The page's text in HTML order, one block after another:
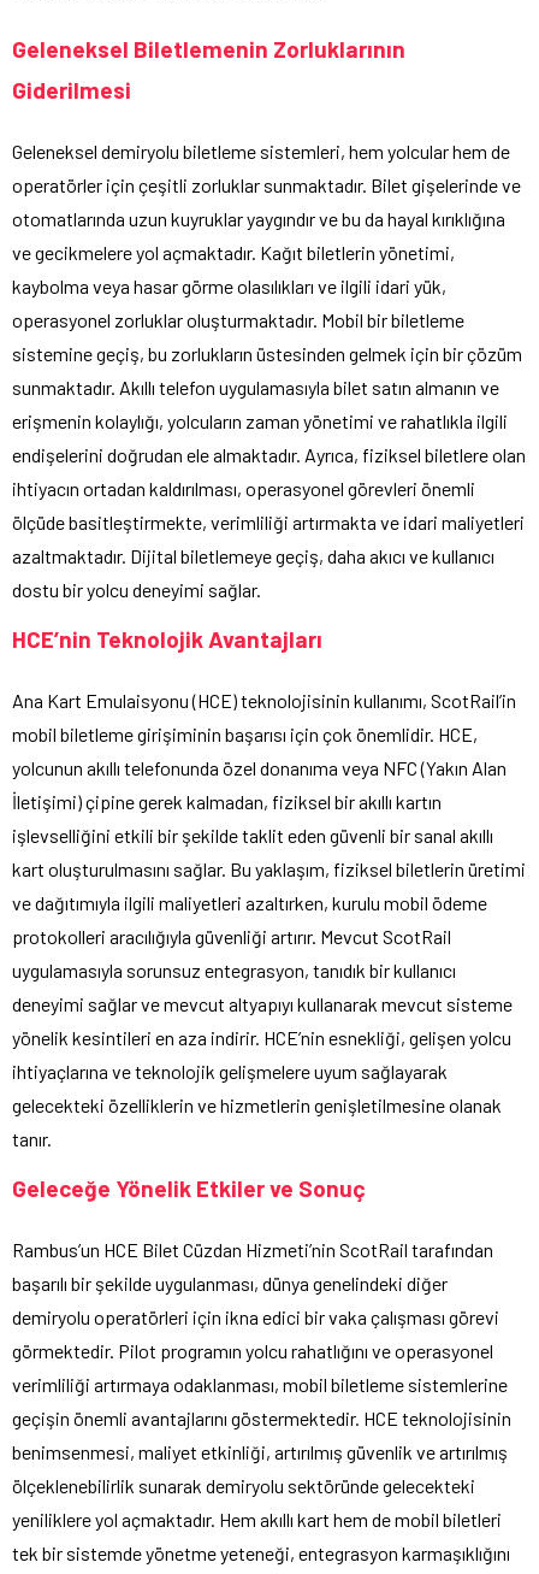
Geleneksel Biletlemenin Zorluklarının
Giderilmesi
Geleneksel demiryolu biletleme sistemleri, hem yolcular hem de
operatörler için çeşitli zorluklar sunmaktadır. Bilet gişelerinde ve
otomatlarında uzun kuyruklar yaygındır ve bu da hayal kırıklığına
ve gecikmelere yol açmaktadır. Kağıt biletlerin yönetimi,
kaybolma veya hasar görme olasılıkları ve ilgili idari yük,
operasyonel zorluklar oluşturmaktadır. Mobil bir biletleme
sistemine geçiş, bu zorlukların üstesinden gelmek için bir çözüm
sunmaktadır. Akıllı telefon uygulamasıyla bilet satın almanın ve
erişmenin kolaylığı, yolcuların zaman yönetimi ve rahatlıkla ilgili
endişelerini doğrudan ele almaktadır. Ayrıca, fiziksel biletlere olan
ihtiyacın ortadan kaldırılması, operasyonel görevleri önemli
ölçüde basitleştirmekte, verimliliği artırmakta ve idari maliyetleri
azaltmaktadır. Dijital biletlemeye geçiş, daha akıcı ve kullanıcı
dostu bir yolcu deneyimi sağlar.
HCE’nin Teknolojik Avantajları
Ana Kart Emulaisyonu (HCE) teknolojisinin kullanımı, ScotRail’in
mobil biletleme girişiminin başarısı için çok önemlidir. HCE,
yolcunun akıllı telefonunda özel donanıma veya NFC (Yakın Alan
İletişimi) çipine gerek kalmadan, fiziksel bir akıllı kartın
işlevselliğini etkili bir şekilde taklit eden güvenli bir sanal akıllı
kart oluşturulmasını sağlar. Bu yaklaşım, fiziksel biletlerin üretimi
ve dağıtımıyla ilgili maliyetleri azaltırken, kurulu mobil ödeme
protokolleri aracılığıyla güvenliği artırır. Mevcut ScotRail
uygulamasıyla sorunsuz entegrasyon, tanıdık bir kullanıcı
deneyimi sağlar ve mevcut altyapıyı kullanarak mevcut sisteme
yönelik kesintileri en aza indirir. HCE’nin esnekliği, gelişen yolcu
ihtiyaçlarına ve teknolojik gelişmelere uyum sağlayarak
gelecekteki özelliklerin ve hizmetlerin genişletilmesine olanak
tanır.
Geleceğe Yönelik Etkiler ve Sonuç
Rambus’un HCE Bilet Cüzdan Hizmeti’nin ScotRail tarafından
başarılı bir şekilde uygulanması, dünya genelindeki diğer
demiryolu operatörleri için ikna edici bir vaka çalışması görevi
görmektedir. Pilot programın yolcu rahatlığını ve operasyonel
verimliliği artırmaya odaklanması, mobil biletleme sistemlerine
geçişin önemli avantajlarını göstermektedir. HCE teknolojisinin
benimsenmesi, maliyet etkinliği, artırılmış güvenlik ve artırılmış
ölçeklenebilirlik sunarak demiryolu sektöründe gelecekteki
yeniliklere yol açmaktadır. Hem akıllı kart hem de mobil biletleri
tek bir sistemde yönetme yeteneği, entegrasyon karmaşıklığını